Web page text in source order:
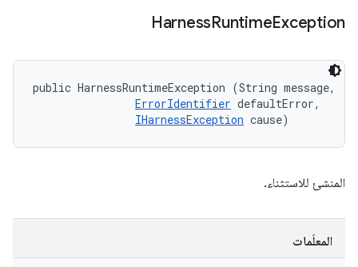
HarnessRuntimeException
public HarnessRuntimeException (String message,
ErrorIdentifier defaultError,
IHarnessException cause)
المنشئ للاستثناء.
المعلَمات